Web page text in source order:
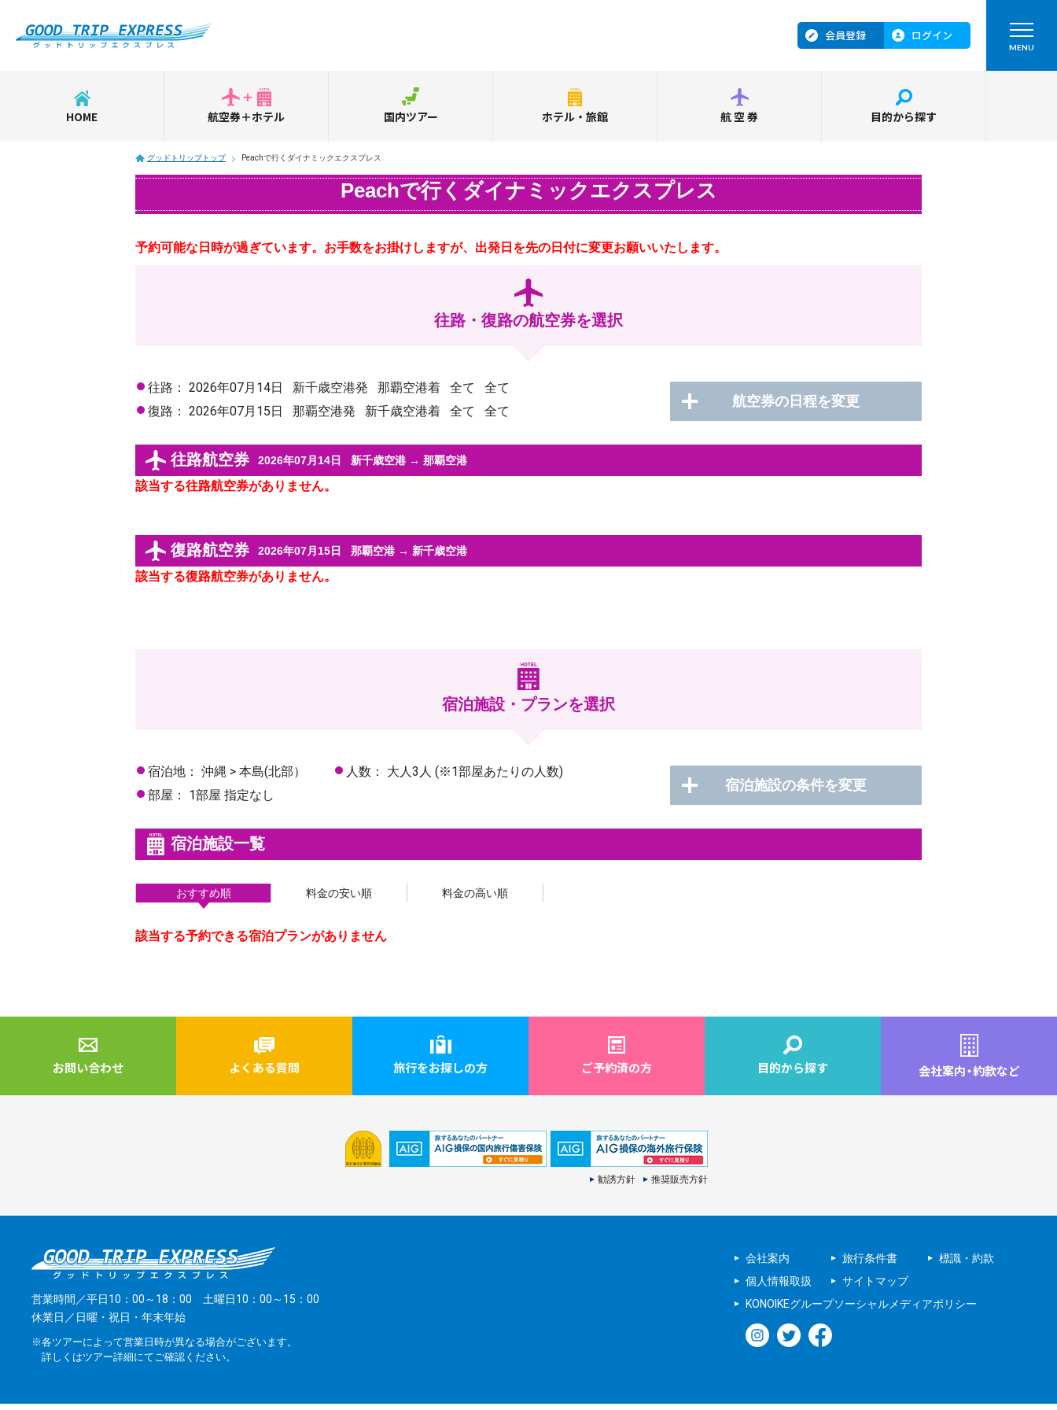
会員登録 ログイン
MENU
HOME 航空券＋ホテル 国内ツアー ホテル・旅館 航空券 目的から探す
グッドトリップトップ Peachで行くダイナミックエクスプレス
Peachで行くダイナミックエクスプレス
予約可能な日時が過ぎています。お手数をお掛けしますが、出発日を先の日付に変更お願いいたします。
往路・復路の航空券を選択
往路： 2026年07月14日 新千歳空港発 那覇空港着 全て
全て
復路： 2026年07月15日 那覇空港発 新千歳空港着 全て 全て
航空券の日程を変更
往路航空券 2026年07月14日 新千歳空港 → 那覇空港
該当する往路航空券がありません。
復路航空券 2026年07月15日 那覇空港 → 新千歳空港
該当する復路航空券がありません。
宿泊施設・プランを選択
宿泊地： 沖縄 > 本島(北部） 人数： 大人3人 (※1部屋あたりの人数)
部屋：
1部屋 指定なし
宿泊施設の条件を変更
宿泊施設一覧
おすすめ順 料金の安い順 料金の高い順
該当する予約できる宿泊プランがありません
お問い合わせ よくある質問 旅行をお探しの方 ご予約済の方 目的から探す 会社案内・約款など
勧誘方針 推奨販売方針
営業時間／平日10：00～18：00 土曜日10：00～15：00
休業日／日曜・祝日・年末年始
※各ツアーによって営業日時が異なる場合がございます。
詳しくはツアー詳細にてご確認ください。
会社案内 旅行条件書
標識・約款
個人情報取扱
サイトマップ
KONOIKEグループソーシャルメディアポリシー